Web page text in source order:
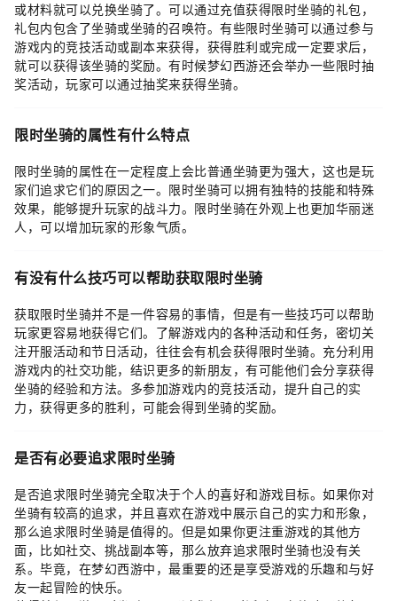
或材料就可以兑换坐骑了。可以通过充值获得限时坐骑的礼包，
礼包内包含了坐骑或坐骑的召唤符。有些限时坐骑可以通过参与
游戏内的竞技活动或副本来获得，获得胜利或完成一定要求后，
就可以获得该坐骑的奖励。有时候梦幻西游还会举办一些限时抽
奖活动，玩家可以通过抽奖来获得坐骑。
限时坐骑的属性有什么特点
限时坐骑的属性在一定程度上会比普通坐骑更为强大，这也是玩
家们追求它们的原因之一。限时坐骑可以拥有独特的技能和特殊
效果，能够提升玩家的战斗力。限时坐骑在外观上也更加华丽迷
人，可以增加玩家的形象气质。
有没有什么技巧可以帮助获取限时坐骑
获取限时坐骑并不是一件容易的事情，但是有一些技巧可以帮助
玩家更容易地获得它们。了解游戏内的各种活动和任务，密切关
注开服活动和节日活动，往往会有机会获得限时坐骑。充分利用
游戏内的社交功能，结识更多的新朋友，有可能他们会分享获得
坐骑的经验和方法。多参加游戏内的竞技活动，提升自己的实
力，获得更多的胜利，可能会得到坐骑的奖励。
是否有必要追求限时坐骑
是否追求限时坐骑完全取决于个人的喜好和游戏目标。如果你对
坐骑有较高的追求，并且喜欢在游戏中展示自己的实力和形象，
那么追求限时坐骑是值得的。但是如果你更注重游戏的其他方
面，比如社交、挑战副本等，那么放弃追求限时坐骑也没有关
系。毕竟，在梦幻西游中，最重要的还是享受游戏的乐趣和与好
友一起冒险的快乐。